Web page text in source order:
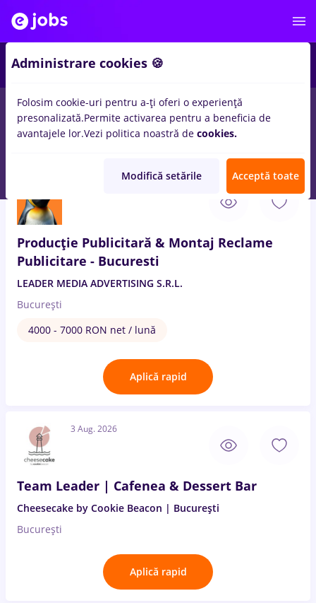
Salarii Full time Part time Fără experiență
Producție Publicitară & Montaj Reclame
Publicitare - Bucuresti
LEADER MEDIA ADVERTISING S.R.L.
București
4000 - 7000 RON net / lună
Aplică rapid
3 Aug. 2026
Team Leader | Cafenea & Dessert Bar
Cheesecake by Cookie Beacon | București
București
Aplică rapid
Administrare cookies 🍪
Folosim cookie-uri pentru a-ți oferi o experiență
presonalizată.Permite activarea pentru a beneficia de
avantajele lor.Vezi politica noastră de cookies.
Modifică setările Acceptă toate